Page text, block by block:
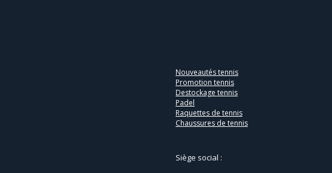
Nouveautés tennis
Promotion tennis
Destockage tennis
Padel
Raquettes de tennis
Chaussures de tennis
Siège social :